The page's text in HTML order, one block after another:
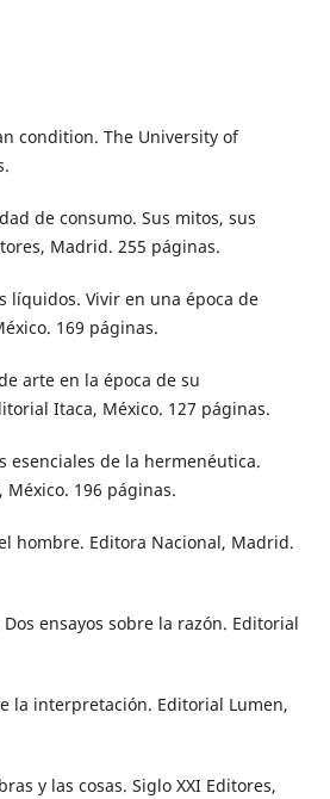
condition. The University of
de consumo. Sus mitos, sus
Madrid. 255 páginas.
líquidos. Vivir en una época de
169 páginas.
arte en la época de su
Itaca, México. 127 páginas.
esenciales de la hermenéutica.
México. 196 páginas.
hombre. Editora Nacional, Madrid.
Dos ensayos sobre la razón. Editorial
la interpretación. Editorial Lumen,
y las cosas. Siglo XXI Editores,